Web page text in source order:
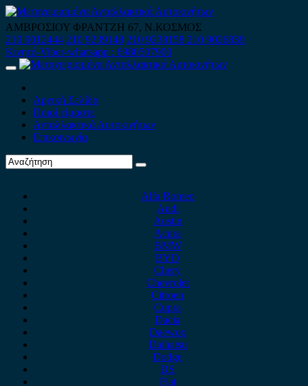
Skip
to
content
ΑΜΒΡΟΣΙΟΥ ΦΡΑΝΤΖΗ 67, Ν.ΚΟΣΜΟΣ
210 9012444 210 9239148 210 9238158 210 9026839
Κινητό-Viber-whatsapp : 6980507900
Primary
Αρχική Σελίδα
Ποιοί είμαστε
Ανταλλακτικά Αυτοκινήτων
Επικοινωνία
Alfa Romeo
Audi
Austin
Acura
BMW
BYD
Chery
Chevrolet
Citroen
Cupra
Dacia
Daewoo
Daihatsu
Dodge
DS
Fiat